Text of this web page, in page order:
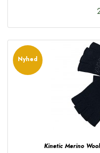
Nyhed
Kinetic Merino